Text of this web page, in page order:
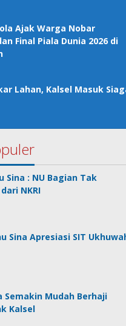
Ajak Warga Nobar
Final Piala Dunia 2026 di
Lahan, Kalsel Masuk
Sina : NU Bagian Tak
NKRI
Sina Apresiasi SIT
Semakin Mudah Berhaji
Kalsel